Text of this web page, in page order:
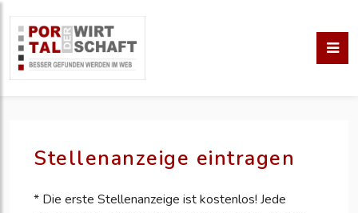
Stellenanzeige eintragen
* Die erste Stellenanzeige ist kostenlos! Jede